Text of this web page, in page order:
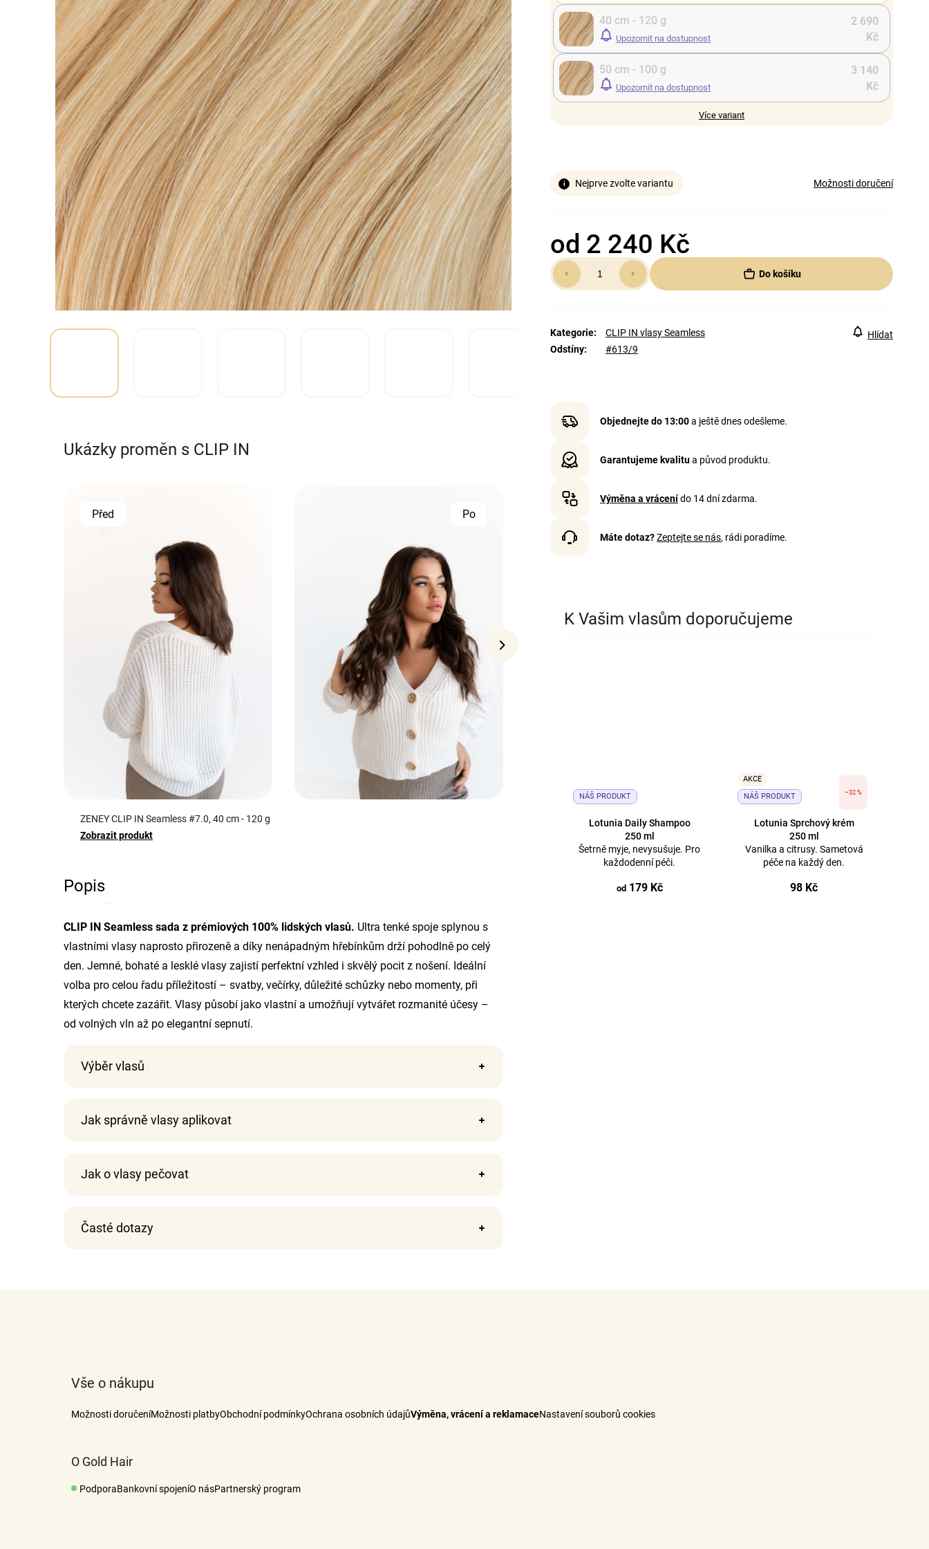
40 cm - 120 g
Upozornit na dostupnost
2 690
Kč
50 cm - 100 g
Upozornit na dostupnost
3 140
Kč
Více variant
Nejprve zvolte variantu Možnosti doručení
od 2 240 Kč
Měrná
cena:
Do košíku
Kategorie:
CLIP IN vlasy Seamless
Odstíny: #613/9
Hlídat
Objednejte do 13:00a ještě dnes odešleme.
Garantujeme kvalitua původ produktu.
Výměna a vrácenído 14 dní zdarma.
Máte dotaz?Zeptejte se nás, rádi poradíme.
K Vašim vlasům doporučujeme
NÁŠ PRODUKT
Lotunia Daily Shampoo
250 ml
Šetrně myje, nevysušuje. Pro
každodenní péči.
od179 Kč
AKCE
NÁŠ PRODUKT
–32 %
Lotunia Sprchový krém
250 ml
Vanilka a citrusy. Sametová
péče na každý den.
98 Kč
Ukázky proměn s CLIP IN
ZENEY CLIP IN Seamless #7.0, 40 cm - 120 g
Zobrazit produkt
Před Po
Popis
CLIP IN Seamless sada z prémiových 100% lidských vlasů. Ultra tenké spoje splynou s
vlastními vlasy naprosto přirozeně a díky nenápadným hřebínkům drží pohodlně po celý
den. Jemné, bohaté a lesklé vlasy zajistí perfektní vzhled i skvělý pocit z nošení. Ideální
volba pro celou řadu příležitostí – svatby, večírky, důležité schůzky nebo momenty, při
kterých chcete zazářit. Vlasy působí jako vlastní a umožňují vytvářet rozmanité účesy –
od volných vln až po elegantní sepnutí.
Výběr vlasů
Jak správně vlasy aplikovat
Jak o vlasy pečovat
Časté dotazy
Vše o nákupu
Možnosti doručeníMožnosti platbyObchodní podmínkyOchrana osobních údajůVýměna, vrácení a reklamaceNastavení souborů cookies
O Gold Hair
PodporaBankovní spojeníO násPartnerský program